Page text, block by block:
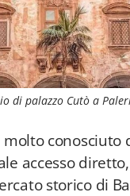
di palazzo Cutò a
molto conosciuto
accesso
storico di